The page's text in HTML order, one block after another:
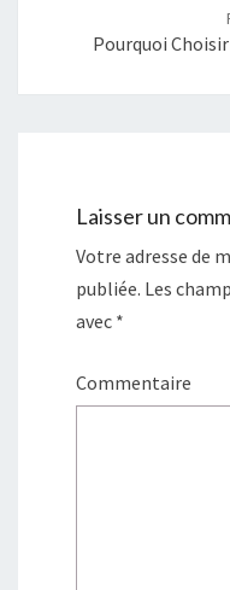
Pourquoi
Laisser un
Votre adresse de
publiée. Les
avec *
Commentaire